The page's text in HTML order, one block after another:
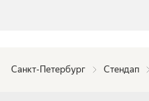
Санкт-Петербург Стендап